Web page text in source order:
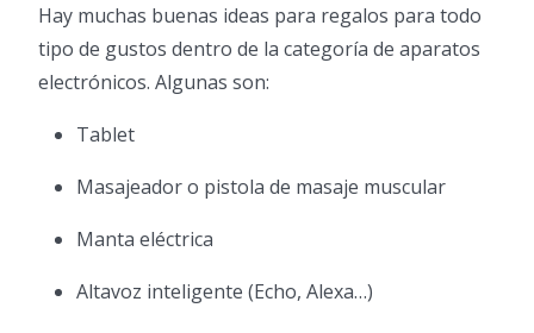
Hay muchas buenas ideas para regalos para todo
tipo de gustos dentro de la categoría de aparatos
electrónicos. Algunas son:
Tablet
Masajeador o pistola de masaje muscular
Manta eléctrica
Altavoz inteligente (Echo, Alexa…)